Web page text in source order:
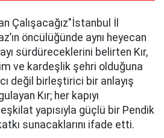
Çalışacağız"​İstanbul İl
öncülüğünde aynı heyecan
sürdüreceklerini belirten Kır,
ve kardeşlik şehri olduğuna
değil birleştirici bir anlayış
Kır; her kapıyı
yapısıyla güçlü bir Pendik
sunacaklarını ifade etti.